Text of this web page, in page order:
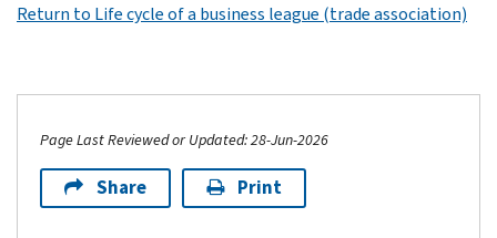
Return to Life cycle of a business league (trade association)
Page Last Reviewed or Updated: 28-Jun-2026
Share Print